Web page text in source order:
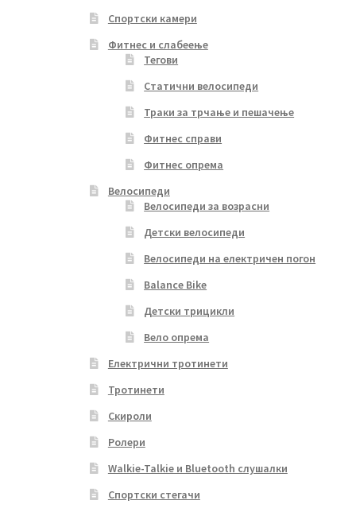
Спортски камери
Фитнес и слабеење
Тегови
Статични велосипеди
Траки за трчање и пешачење
Фитнес справи
Фитнес опрема
Велосипеди
Велосипеди за возрасни
Детски велосипеди
Велосипеди на електричен погон
Balance Bike
Детски трицикли
Вело опрема
Електрични тротинети
Тротинети
Скироли
Ролери
Walkie-Talkie и Bluetooth слушалки
Спортски стегачи